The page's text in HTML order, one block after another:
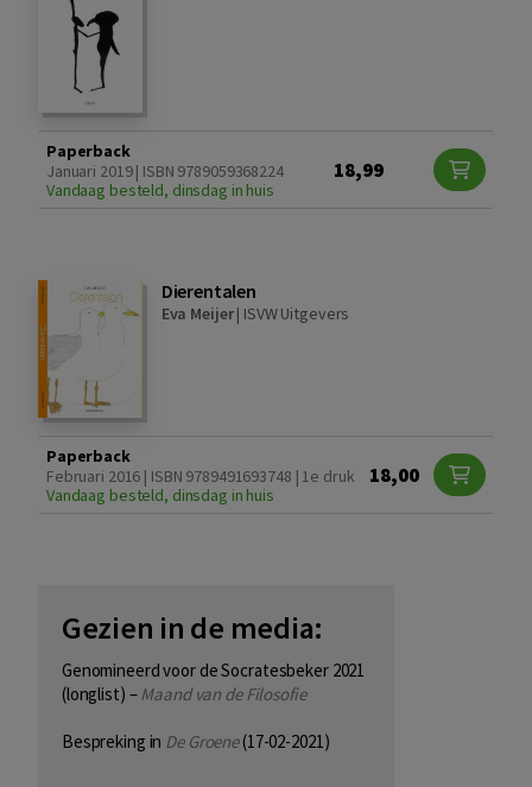
Paperback
Januari 2019 | ISBN 9789059368224
Vandaag besteld, dinsdag in huis
18,99
Dierentalen
Eva Meijer| ISVW Uitgevers
Paperback
Februari 2016 | ISBN 9789491693748 | 1e druk
Vandaag besteld, dinsdag in huis
18,00
Gezien in de media:
Genomineerd voor de Socratesbeker 2021
(longlist) –Maand van de Filosofie
Bespreking in De Groene(17-02-2021)